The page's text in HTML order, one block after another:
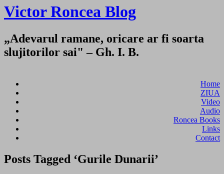
Victor Roncea Blog
„Adevarul ramane, oricare ar fi soarta
slujitorilor sai" – Gh. I. B.
Home
ZIUA
Video
Audio
Roncea Books
Links
Contact
Posts Tagged ‘Gurile Dunarii’